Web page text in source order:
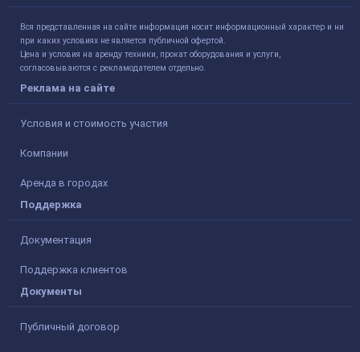
Вся представленная на сайте информация носит информационный характер и ни
при каких условиях не является публичной офертой.
Цена и условия на аренду техники, прокат оборудования и услуги,
согласовываются с рекламодателем отдельно.
Реклама на сайте
Условия и стоимость участия
Компании
Аренда в городах
Поддержка
Документация
Поддержка клиентов
Документы
Публичный договор